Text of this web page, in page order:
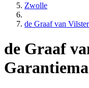
Zwolle
de Graaf van
de Graaf